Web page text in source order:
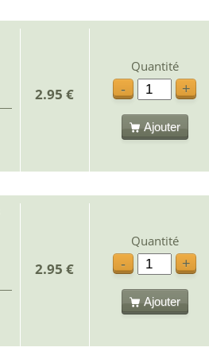
2.95 €
Quantité
-
+
Ajouter
2.95 €
Quantité
-
+
Ajouter